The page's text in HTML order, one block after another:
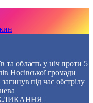
та область у ніч проти 5
Носівської громади
під час обстрілу